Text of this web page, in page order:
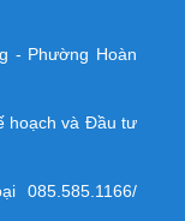
- Phường Hoàn
hoạch và Đầu tư
085.585.1166/